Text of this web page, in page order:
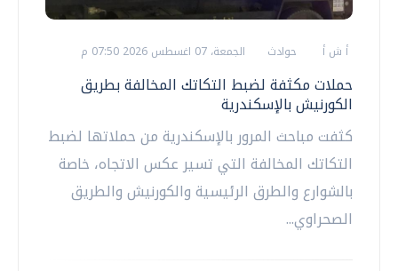
أ ش أ حوادث الجمعة، 07 اغسطس 2026 07:50 م
حملات مكثفة لضبط التكاتك المخالفة بطريق
الكورنيش بالإسكندرية
كثفت مباحث المرور بالإسكندرية من حملاتها لضبط
التكاتك المخالفة التي تسير عكس الاتجاه، خاصة
بالشوارع والطرق الرئيسية والكورنيش والطريق
الصحراوي...